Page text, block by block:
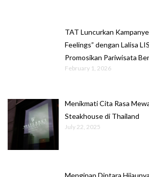
TAT Luncurkan
Feelings” dengan Lalisa
Promosikan Pariwisata
February 1, 2026
Menikmati Cita Rasa
Steakhouse di Thailand
July 22, 2025